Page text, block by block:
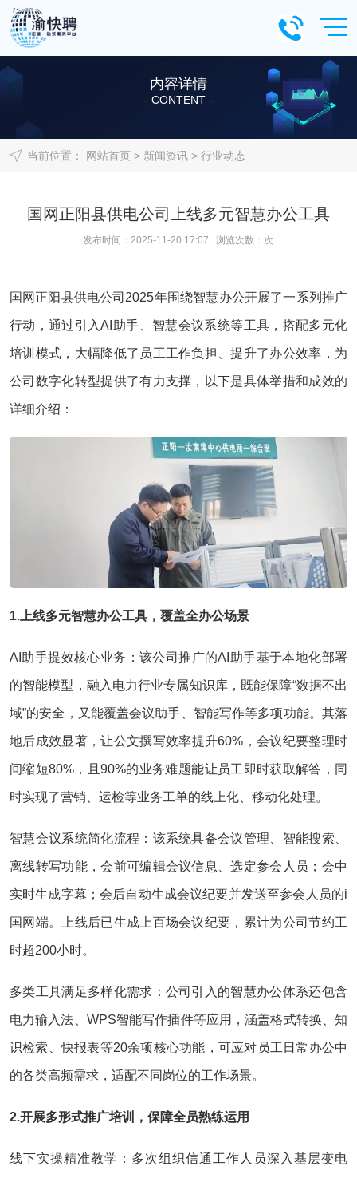
内容详情
- CONTENT -
当前位置： 网站首页> 新闻资讯> 行业动态
国网正阳县供电公司上线多元智慧办公工具
发布时间：2025-11-20 17:07 浏览次数： 次
国网正阳县供电公司2025年围绕智慧办公开展了一系列推广
行动，通过引入AI助手、智慧会议系统等工具，搭配多元化
培训模式，大幅降低了员工工作负担、提升了办公效率，为
公司数字化转型提供了有力支撑，以下是具体举措和成效的
详细介绍：
1.上线多元智慧办公工具，覆盖全办公场景
AI助手提效核心业务：该公司推广的AI助手基于本地化部署
的智能模型，融入电力行业专属知识库，既能保障“数据不出
域”的安全，又能覆盖会议助手、智能写作等多项功能。其落
地后成效显著，让公文撰写效率提升60%，会议纪要整理时
间缩短80%，且90%的业务难题能让员工即时获取解答，同
时实现了营销、运检等业务工单的线上化、移动化处理。
智慧会议系统简化流程：该系统具备会议管理、智能搜索、
离线转写功能，会前可编辑会议信息、选定参会人员；会中
实时生成字幕；会后自动生成会议纪要并发送至参会人员的i
国网端。上线后已生成上百场会议纪要，累计为公司节约工
时超200小时。
多类工具满足多样化需求：公司引入的智慧办公体系还包含
电力输入法、WPS智能写作插件等应用，涵盖格式转换、知
识检索、快报表等20余项核心功能，可应对员工日常办公中
的各类高频需求，适配不同岗位的工作场景。
2.开展多形式推广培训，保障全员熟练运用
线下实操精准教学：多次组织信通工作人员深入基层变电